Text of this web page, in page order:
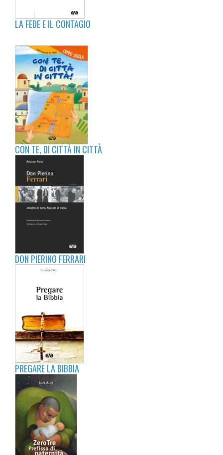
LA FEDE E IL CONTAGIO
CON TE, DI CITTÀ IN CITTÀ
DON PIERINO FERRARI
PREGARE LA BIBBIA